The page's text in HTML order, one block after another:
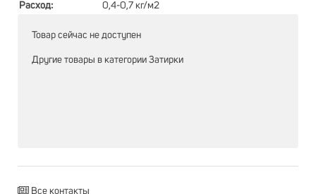
Расход: 0,4-0,7 кг/м2
Товар сейчас не доступен
Другие товары в категории Затирки
Все контакты